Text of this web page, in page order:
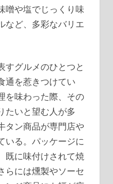
噌や塩でじっくり味
など、多彩なバリエ
すグルメのひとつと
通を惹きつけてい
を味わった際、その
たいと望む人が多
タン商品が専門店や
いる。パッケージに
既に味付けされて焼
らには燻製やソーセ